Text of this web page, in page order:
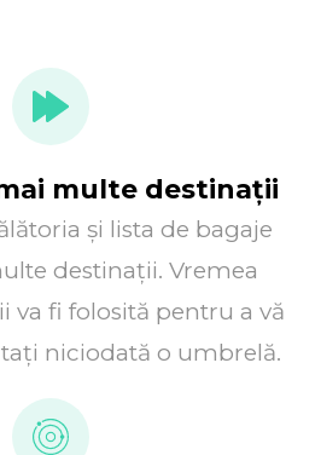
multe destinații
și lista de bagaje
destinații. Vremea
va fi folosită pentru a vă
niciodată o umbrelă.